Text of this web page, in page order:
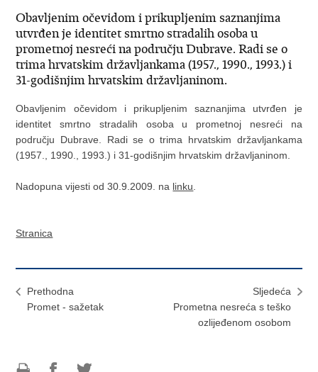
Obavljenim očevidom i prikupljenim saznanjima
utvrđen je identitet smrtno stradalih osoba u
prometnoj nesreći na području Dubrave. Radi se o
trima hrvatskim državljankama (1957., 1990., 1993.) i
31-godišnjim hrvatskim državljaninom.
Obavljenim očevidom i prikupljenim saznanjima utvrđen je
identitet smrtno stradalih osoba u prometnoj nesreći na
području Dubrave. Radi se o trima hrvatskim državljankama
(1957., 1990., 1993.) i 31-godišnjim hrvatskim državljaninom.
Nadopuna vijesti od 30.9.2009. na linku
Stranica
Prethodna
Promet - sažetak
Sljedeća
Prometna nesreća s teško
ozlijeđenom osobom